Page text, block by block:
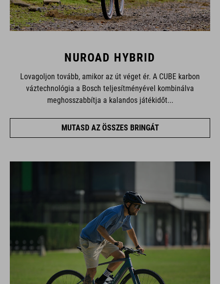
NUROAD HYBRID
Lovagoljon tovább, amikor az út véget ér. A CUBE karbon
váztechnológia a Bosch teljesítményével kombinálva
meghosszabbítja a kalandos játékidőt...
MUTASD AZ ÖSSZES BRINGÁT